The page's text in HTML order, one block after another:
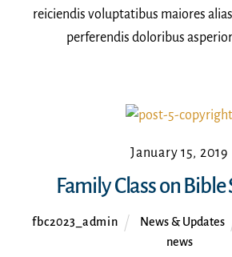
reiciendis voluptatibus maiores
perferendis doloribus
January 15, 2019
Family Class on
fbc2023_admin News & Updates
news